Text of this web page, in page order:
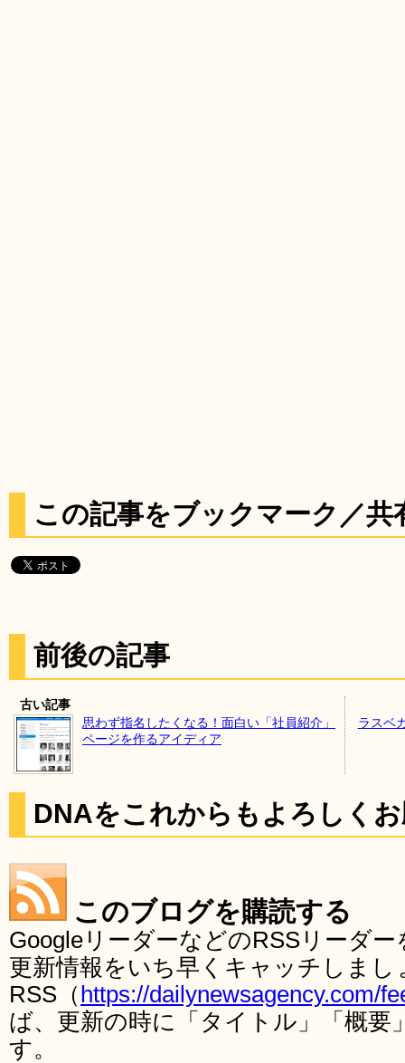
この記事をブックマーク／共
前後の記事
古い記事
思わず指名したくなる！面白い「社員紹介」
ページを作るアイディア
ラスベ
DNAをこれからもよろしく
このブログを購読する
GoogleリーダーなどのRSSリーダ
更新情報をいち早くキャッチしま
RSS（ https://dailynewsagency.com/
ば、更新の時に「タイトル」「概要
す。